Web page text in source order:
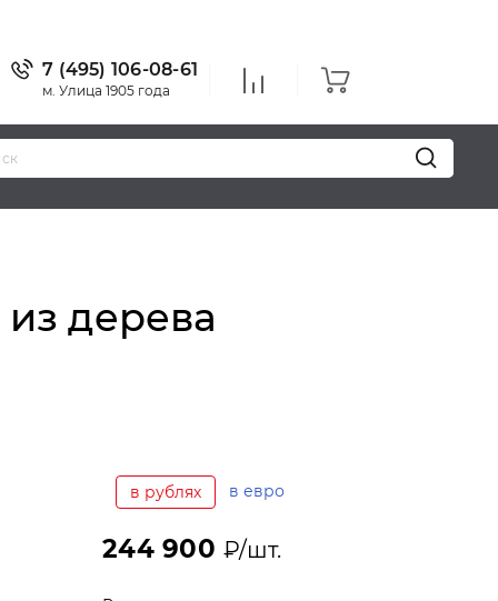
7 (495) 106-08-61
м. Улица 1905 года
дерева
в рублях в евро
244 900₽/шт.